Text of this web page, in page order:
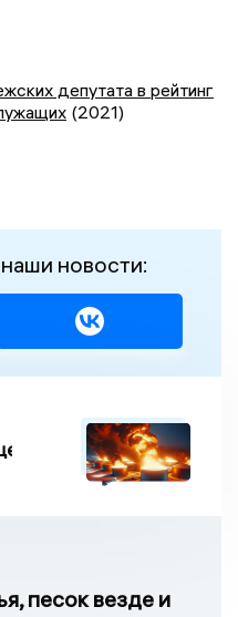
депутата в рейтинг
(2021)
новости:
песок везде и